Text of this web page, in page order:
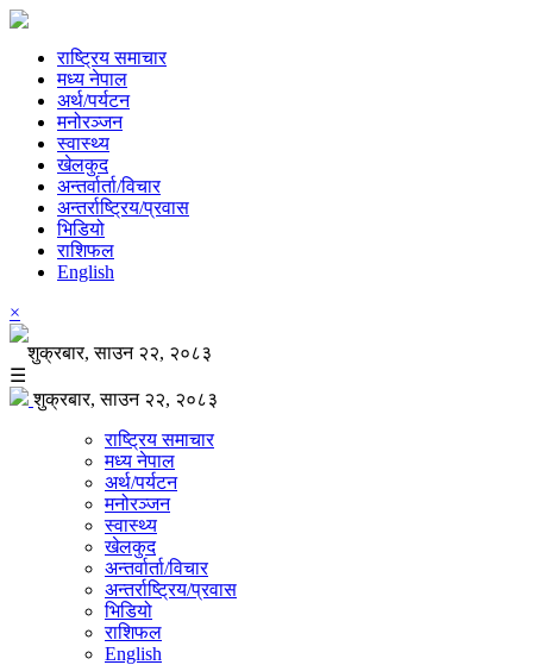
राष्ट्रिय समाचार
मध्य नेपाल
अर्थ/पर्यटन
मनोरञ्जन
स्वास्थ्य
खेलकुद
अन्तर्वार्ता/विचार
अन्तर्राष्ट्रिय/प्रवास
भिडियो
राशिफल
English
×
शुक्रबार, साउन २२, २०८३
☰
शुक्रबार, साउन २२, २०८३
राष्ट्रिय समाचार
मध्य नेपाल
अर्थ/पर्यटन
मनोरञ्जन
स्वास्थ्य
खेलकुद
अन्तर्वार्ता/विचार
अन्तर्राष्ट्रिय/प्रवास
भिडियो
राशिफल
English